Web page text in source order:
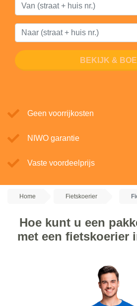
BEKIJK &
Geen voorrijkosten
NIWO garantie
Vaste voordeelprijs
Home Fietskoerier
Hoe kunt u een
met een fietskoerier